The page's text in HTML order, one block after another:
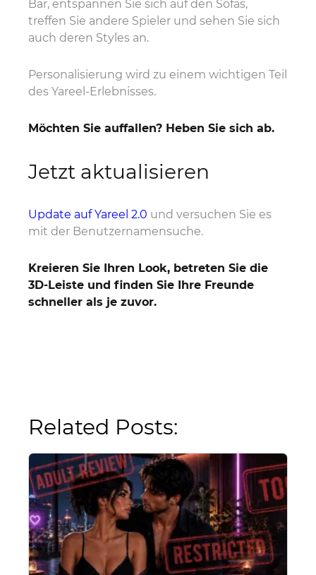
Bar, entspannen Sie sich auf den Sofas,
treffen Sie andere Spieler und sehen Sie sich
auch deren Styles an.
Personalisierung wird zu einem wichtigen Teil
des Yareel-Erlebnisses.
Möchten Sie auffallen? Heben Sie sich ab.
Jetzt aktualisieren
Update auf Yareel 2.0 und versuchen Sie es
mit der Benutzernamensuche.
Kreieren Sie Ihren Look, betreten Sie die
3D-Leiste und finden Sie Ihre Freunde
schneller als je zuvor.
Related Posts: